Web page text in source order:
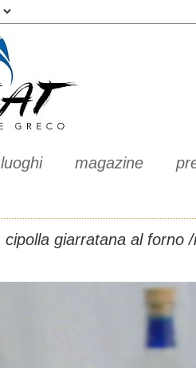
luoghi magazine
cipolla giarratana al forno /